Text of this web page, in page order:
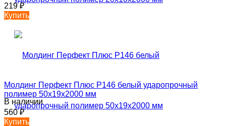
219₽
Купить
Молдинг Перфект Плюс P146 белый ударопрочный
полимер 50х19х2000 мм
В наличии
560₽
Купить